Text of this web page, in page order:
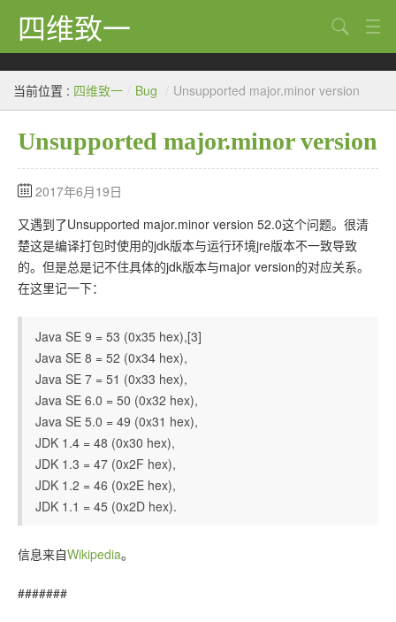
四维致一
Java
大数据
Python
Scala
GoLang
工程
Bug
想法
搜索
当前位置 : 四维致一 / Bug / Unsupported major.minor version
Unsupported major.minor version
2017年6月19日
又遇到了Unsupported major.minor version 52.0这个问题。很清
楚这是编译打包时使用的jdk版本与运行环境jre版本不一致导致
的。但是总是记不住具体的jdk版本与major version的对应关系。
在这里记一下：
Java SE 9 = 53 (0x35 hex),[3]
Java SE 8 = 52 (0x34 hex),
Java SE 7 = 51 (0x33 hex),
Java SE 6.0 = 50 (0x32 hex),
Java SE 5.0 = 49 (0x31 hex),
JDK 1.4 = 48 (0x30 hex),
JDK 1.3 = 47 (0x2F hex),
JDK 1.2 = 46 (0x2E hex),
JDK 1.1 = 45 (0x2D hex).
信息来自Wikipedia。
#######